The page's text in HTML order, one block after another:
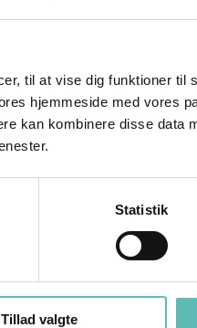
til at vise dig funktioner til
hjemmeside med vores
kan kombinere disse data
Statistik
Tillad valgte